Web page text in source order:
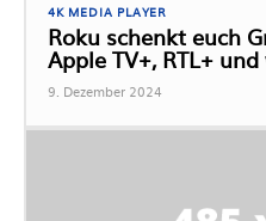
4K MEDIA PLAYER
Roku schenkt euch
Apple TV+, RTL+
9. Dezember 2024